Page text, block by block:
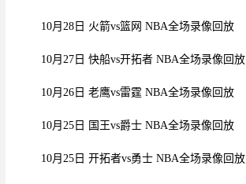
10月28日 火箭vs篮网 NBA全场录像回放
10月27日 快船vs开拓者 NBA全场录像回放
10月26日 老鹰vs雷霆 NBA全场录像回放
10月25日 国王vs爵士 NBA全场录像回放
10月25日 开拓者vs勇士 NBA全场录像回放